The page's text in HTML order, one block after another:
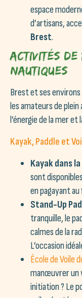
espace
d’artisans,
Brest.
Activités
Nautiques
Brest et ses
les amateurs de
l’énergie de la mer
Kayak, Paddle et
Kayak dans
sont
en pagayant au
Stand-Up
tranquille, le
calmes de la
L’occasion
École de Voile
manœuvrer un
initiation ? Le